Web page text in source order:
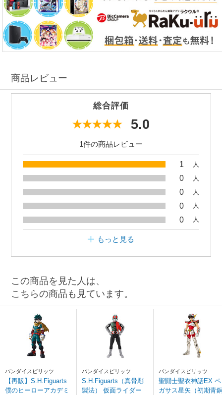
商品レビュー
総合評価
5.0
1件の商品レビュー
1 人
0 人
0 人
0 人
0 人
もっと見る
この商品を見た人は、
こちらの商品も見ています。
バンダイスピリッツ
【再販】S.H.Figuarts
僕のヒーローアカデミ
バンダイスピリッツ
S.H.Figuarts（真骨彫
製法） 仮面ライダー
バンダイスピリッツ
聖闘士聖衣神話EX ペ
ガサス星矢（初期青